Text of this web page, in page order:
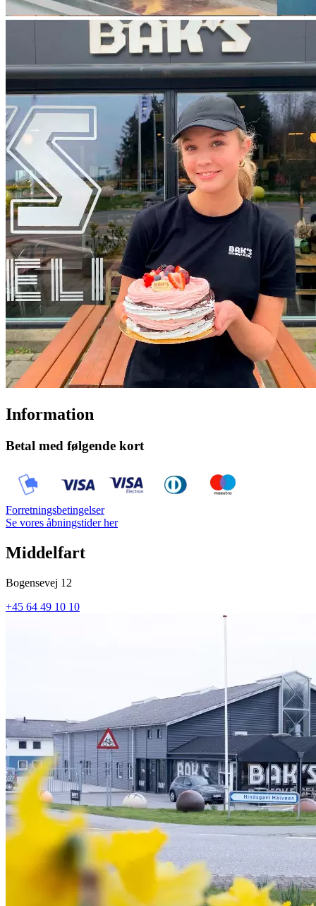
Information
Betal med følgende kort
Forretningsbetingelser
Se vores åbningstider her
Middelfart
Bogensevej 12
+45 64 49 10 10